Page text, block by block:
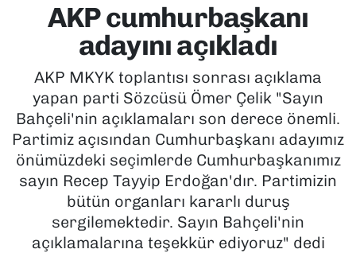
AKP cumhurbaşkanı
adayını açıkladı
AKP MKYK toplantısı sonrası açıklama
yapan parti Sözcüsü Ömer Çelik "Sayın
Bahçeli'nin açıklamaları son derece önemli.
Partimiz açısından Cumhurbaşkanı adayımız
önümüzdeki seçimlerde Cumhurbaşkanımız
sayın Recep Tayyip Erdoğan'dır. Partimizin
bütün organları kararlı duruş
sergilemektedir. Sayın Bahçeli'nin
açıklamalarına teşekkür ediyoruz" dedi
EKONOMİ
KÜLTÜR SANAT
MAGAZİN
POLİTİKA
SAĞLIK
SPOR
Tüm Manşetler
Son Dakika Haberleri
Haber Arşivi